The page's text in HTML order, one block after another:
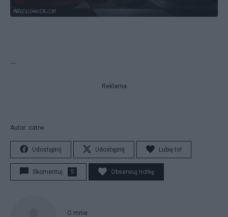
...
Reklama
Autor: catrw
Udostępnij Udostępnij Lubię to!
Skomentuj 5 Obserwuj notkę
O mnie